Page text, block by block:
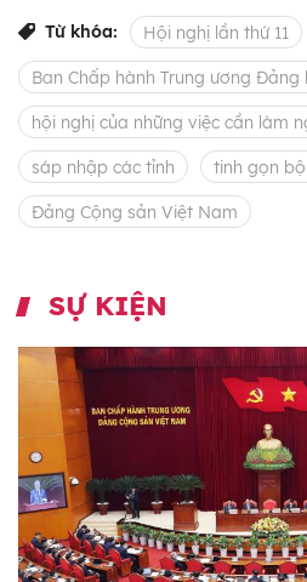
Từ khóa: Hội nghị lần thứ 11
Ban Chấp hành Trung ương
hội nghị của những việc cần làm
sáp nhập các tỉnh tinh gọn
Đảng Cộng sản Việt Nam
SỰ KIỆN